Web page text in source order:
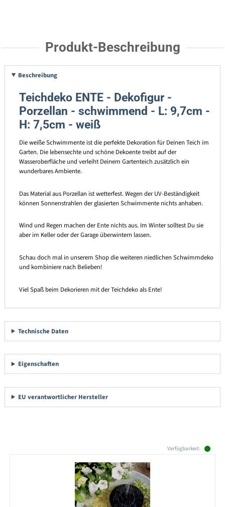
Produkt-Beschreibung
Beschreibung
Teichdeko ENTE - Dekofigur -
Porzellan - schwimmend - L: 9,7cm -
H: 7,5cm - weiß
Die weiße Schwimmente ist die perfekte Dekoration für Deinen Teich im
Garten. Die lebensechte und schöne Dekoente treibt auf der
Wasseroberfläche und verleiht Deinem Gartenteich zusätzlich ein
wunderbares Ambiente.
Das Material aus Porzellan ist wetterfest. Wegen der UV-Beständigkeit
können Sonnenstrahlen der glasierten Schwimmente nichts anhaben.
Wind und Regen machen der Ente nichts aus. Im Winter solltest Du sie
aber im Keller oder der Garage überwintern lassen.
Schau doch mal in unserem Shop die weiteren niedlichen Schwimmdeko
und kombiniere nach Belieben!
Viel Spaß beim Dekorieren mit der Teichdeko als Ente!
Technische Daten
Eigenschaften
EU verantwortlicher Hersteller
Verfügbarkeit: